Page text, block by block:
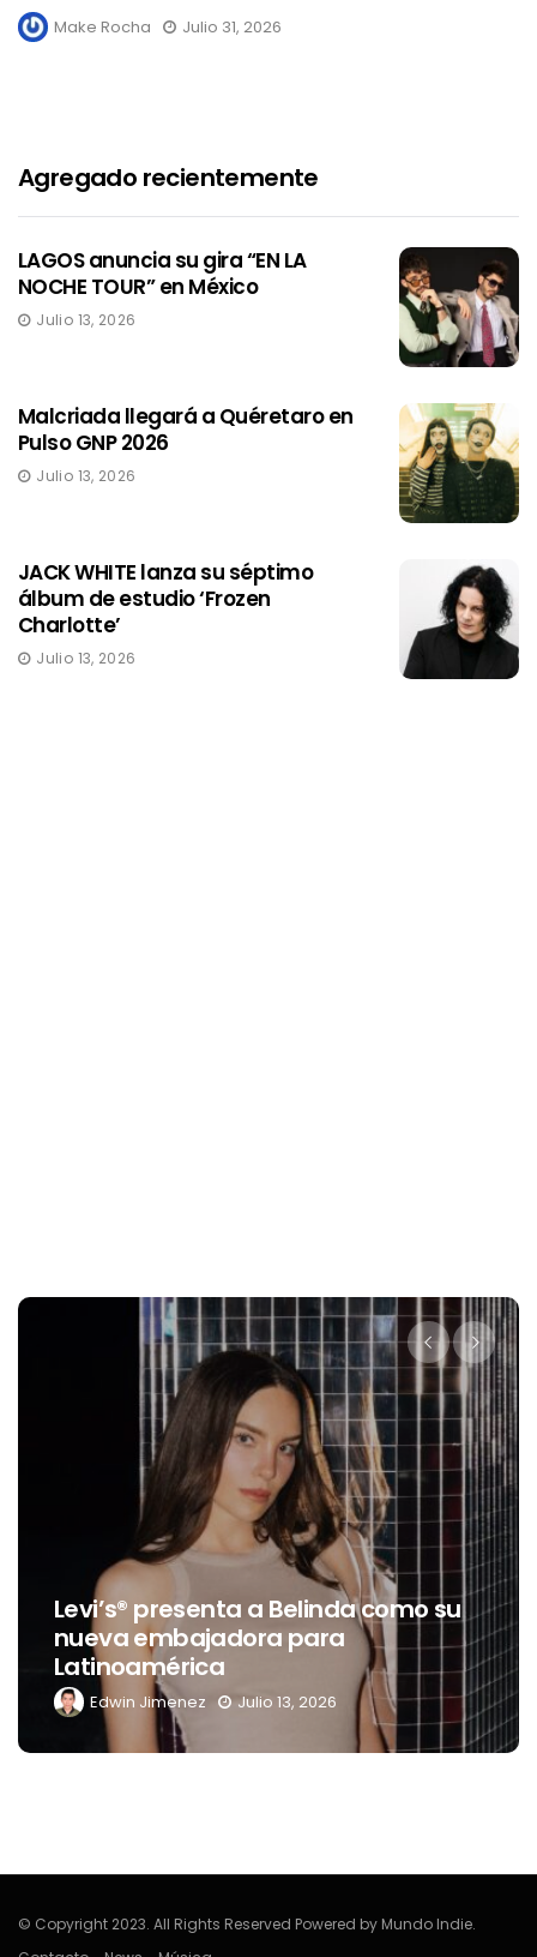
Make Rocha Julio 31, 2026
Agregado recientemente
LAGOS anuncia su gira “EN LA
NOCHE TOUR” en México
Julio 13, 2026
Malcriada llegará a Quéretaro en
Pulso GNP 2026
Julio 13, 2026
JACK WHITE lanza su séptimo
álbum de estudio ‘Frozen
Charlotte’
Julio 13, 2026
su
Destino Dos Equis 2026: La gran
celebración sonora que
transformará las noches de
del Río y Mérida
Edwin Jimenez Julio 13, 2026
© Copyright 2023. All Rights Reserved Powered by Mundo Indie.